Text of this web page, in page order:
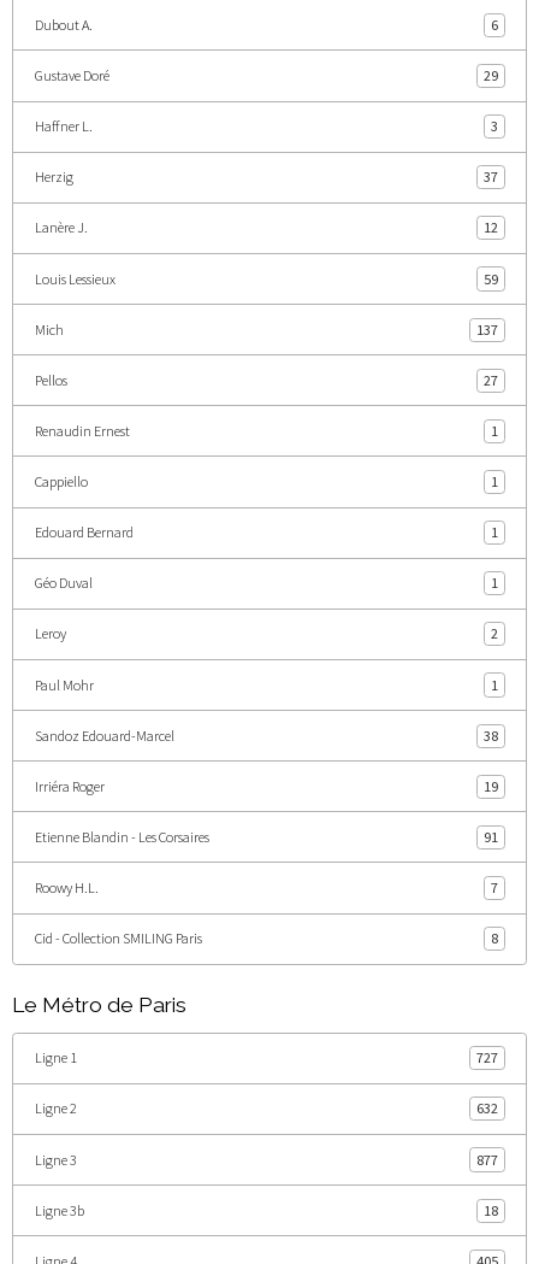
Dubout A. 6
Gustave Doré 29
Haffner L. 3
Herzig 37
Lanère J. 12
Louis Lessieux 59
Mich 137
Pellos 27
Renaudin Ernest 1
Cappiello 1
Edouard Bernard 1
Géo Duval 1
Leroy 2
Paul Mohr 1
Sandoz Edouard-Marcel 38
Irriéra Roger 19
Etienne Blandin - Les Corsaires 91
Roowy H.L. 7
Cid - Collection SMILING Paris 8
Le Métro de Paris
Ligne 1 727
Ligne 2 632
Ligne 3 877
Ligne 3b 18